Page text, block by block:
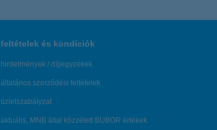
feltételek és kondíciók
hirdetmények / díjjegyzékek
általános szerződési feltételek
üzletszabályzat
aktuális, MNB által közzétett BUBOR értékek